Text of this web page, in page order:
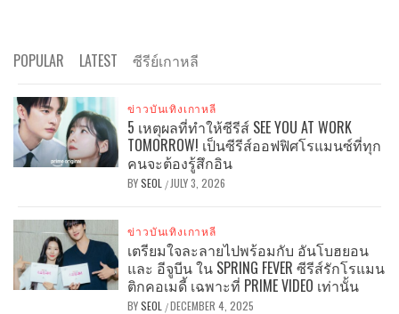
POPULAR LATEST ซีรีย์เกาหลี
ข่าวบันเทิงเกาหลี
5 เหตุผลที่ทำให้ซีรีส์ SEE YOU AT WORK
TOMORROW! เป็นซีรีส์ออฟฟิศโรแมนซ์ที่ทุก
คนจะต้องรู้สึกอิน
BYSEOL / JULY 3, 2026
ข่าวบันเทิงเกาหลี
เตรียมใจละลายไปพร้อมกับ อันโบฮยอน
และ อีจูบีน ใน SPRING FEVER ซีรีส์รักโรแมน
ติกคอเมดี้ เฉพาะที่ PRIME VIDEO เท่านั้น
BYSEOL /DECEMBER 4, 2025